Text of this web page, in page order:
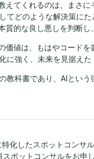
えてくれるのは、まさ
てどのような解決策に
質的な良し悪しを判断し
価値は、もはやコード
に強く、未来を見据えた
教科書であり、AIとい
化したスポットコンサ
ポットコンサルをお申